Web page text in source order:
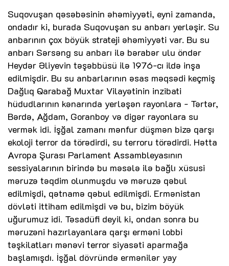
Suqovuşan qəsəbəsinin əhəmiyyəti, eyni zamanda,
ondadır ki, burada Suqovuşan su anbarı yerləşir. Su
anbarının çox böyük strateji əhəmiyyəti var. Bu su
anbarı Sərsəng su anbarı ilə bərabər ulu öndər
Heydər Əliyevin təşəbbüsü ilə 1976-cı ildə inşa
edilmişdir. Bu su anbarlarının əsas məqsədi keçmiş
Dağlıq Qarabağ Muxtar Vilayətinin inzibati
hüdudlarının kənarında yerləşən rayonlara - Tərtər,
Bərdə, Ağdam, Goranboy və digər rayonlara su
vermək idi. İşğal zamanı mənfur düşmən bizə qarşı
ekoloji terror da törədirdi, su terroru törədirdi. Hətta
Avropa Şurası Parlament Assambleyasının
sessiyalarının birində bu məsələ ilə bağlı xüsusi
məruzə təqdim olunmuşdu və məruzə qəbul
edilmişdi, qətnamə qəbul edilmişdi. Ermənistan
dövləti ittiham edilmişdi və bu, bizim böyük
uğurumuz idi. Təsadüfi deyil ki, ondan sonra bu
məruzəni hazırlayanlara qarşı erməni lobbi
təşkilatları mənəvi terror siyasəti aparmağa
başlamışdı. İşğal dövründə ermənilər yay